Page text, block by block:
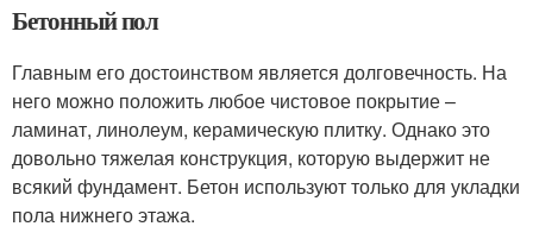
Бетонный пол
Главным его достоинством является долговечность. На
него можно положить любое чистовое покрытие –
ламинат, линолеум, керамическую плитку. Однако это
довольно тяжелая конструкция, которую выдержит не
всякий фундамент. Бетон используют только для укладки
пола нижнего этажа.